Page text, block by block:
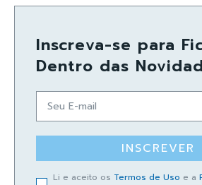
Inscreva-se para
Dentro das
INSCREVER
Li e aceito os Termos de Uso e a